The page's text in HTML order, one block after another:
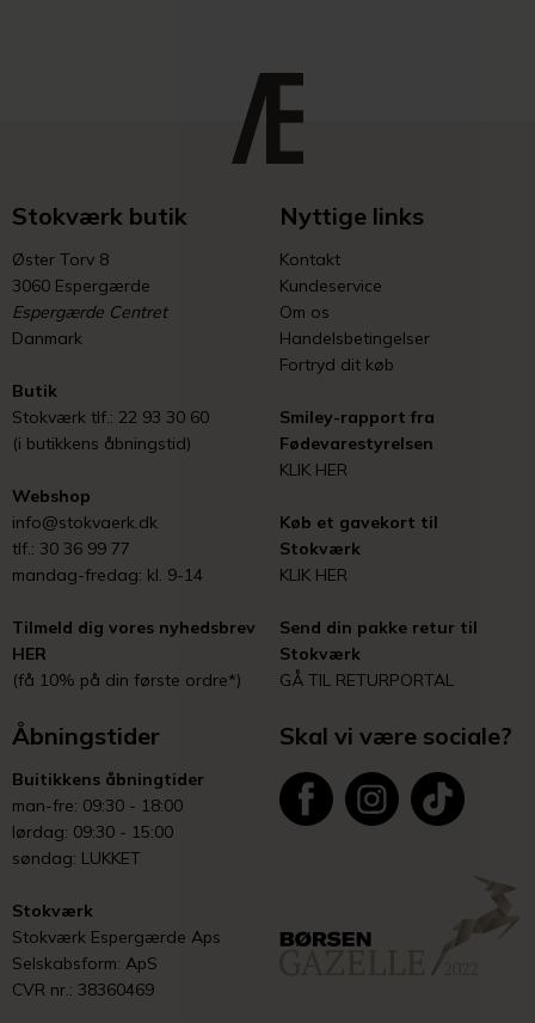
Stokværk butik
Øster Torv 8
3060 Espergærde
Espergærde Centret
Danmark
Butik
Stokværk tlf.: 22 93 30 60
(i butikkens åbningstid)
Webshop
info@stokvaerk.dk
tlf.: 30 36 99 77
mandag-fredag: kl. 9-14
Tilmeld dig vores nyhedsbrev
HER
(få 10% på din første ordre*)
Nyttige links
Kontakt
Kundeservice
Om os
Handelsbetingelser
Fortryd dit køb
Smiley-rapport fra
Fødevarestyrelsen
KLIK HER
Køb et gavekort til
Stokværk
KLIK HER
Send din pakke retur til
Stokværk
GÅ TIL RETURPORTAL
Åbningstider
Buitikkens åbningtider
man-fre: 09:30 - 18:00
lørdag: 09:30 - 15:00
søndag: LUKKET
Stokværk
Stokværk Espergærde Aps
Selskabsform: ApS
CVR nr.: 38360469
Skal vi være sociale?